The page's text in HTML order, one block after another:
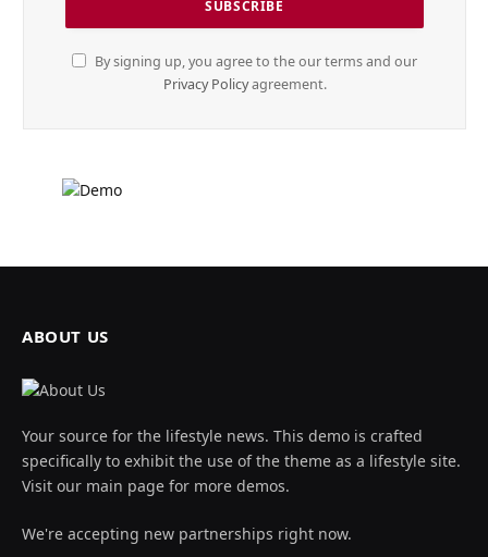
By signing up, you agree to the our terms and our
Privacy Policyagreement.
ABOUT US
Your source for the lifestyle news. This demo is crafted
specifically to exhibit the use of the theme as a lifestyle site.
Visit our main page for more demos.
We're accepting new partnerships right now.